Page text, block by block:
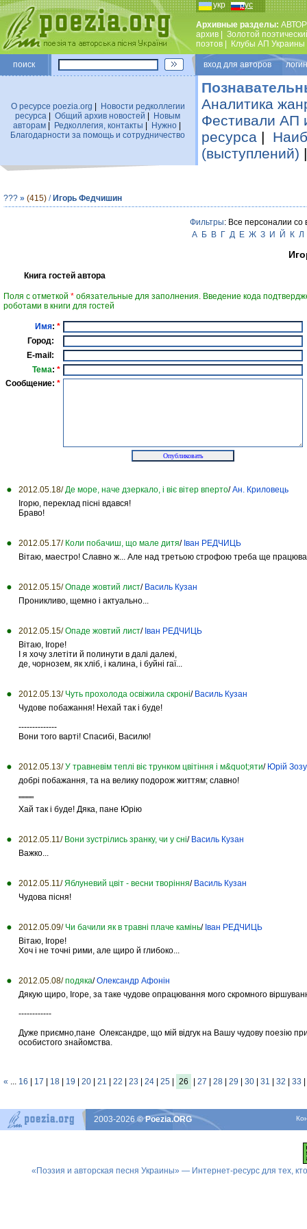
укр рус
Архивные разделы:
архив
Золотой
поэтов
Клубы АП Украины
поиск вход для авторов
О ресурсе poezia.org
Новости редколлегии
ресурса
Общий архив новостей
Новым
авторам| Редколлегия, контакты Нужно|
Благодарности за помощь и сотрудничество
Аналитика
Фестивали АП
ресурса |
(выступлений)
??? » (415) / Игорь Федчишин
Фильтры: Все персоналии со
А
Б В Г Д Е Ж З И Й К Л
Книга гостей автора
Поля с отметкой * обязательные для заполнения. Введение кода
роботами в книги для гостей
Имя: *
Город:
E-mail:
Тема: *
Сообщение: *
2012.05.18/ Де море, наче дзеркало, і віє вітер вперто/Ан. Криловець
Ігорю, переклад пісні вдався!
Браво!
2012.05.17/ Коли побачиш, що мале дитя/ Іван РЕДЧИЦЬ
Вітаю, маестро! Славно ж... Але над третьою строфою треба ще
2012.05.15/ Опаде жовтий лист/ Василь Кузан
Проникливо, щемно і актуально...
2012.05.15/ Опаде жовтий лист/ Іван РЕДЧИЦЬ
Вітаю, Ігоре!
І я хочу злетіти й полинути в далі далекі,
де, чорнозем, як хліб, і калина, і буйні гаї...
2012.05.13/ Чуть прохолода освіжила скроні/ Василь Кузан
Чудове побажання! Нехай так і буде!
--------------
Вони того варті! Спасибі, Василю!
2012.05.13/ У травневім теплі віє трунком цвітіння і м&quot;яти/ Юрій
добрі побажання, та на велику подорож життям; славно!
'''''''''''
Хай так і буде! Дяка, пане Юрію
2012.05.11/ Вони зустрілись зранку, чи у сні/ Василь Кузан
Важко...
2012.05.11/ Яблуневий цвіт - весни творіння/ Василь Кузан
Чудова пісня!
2012.05.09/ Чи бачили як в травні плаче камінь/ Іван РЕДЧИЦЬ
Вітаю, Ігоре!
Хоч і не точні рими, але щиро й глибоко...
2012.05.08/ подяка/Олександр Афонін
Дякую щиро, Ігоре, за таке чудове опрацювання мого скромного
------------
Дуже приємно,пане Олександре, що мій відгук на Вашу чудову поезію
особистого знайомства.
« ... 16 17 18 19 20 21 22 23 24 25 26 27 28 29 30 31 32 33
2003-2026© Poezia.ORG
«Поэзия и авторская песня Украины» — Интернет-ресурс для тех,